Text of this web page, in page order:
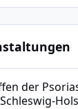
Psoriasis-
der